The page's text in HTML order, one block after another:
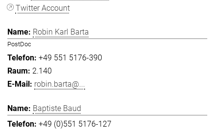
Twitter Account
Robin Karl Barta
PostDoc
+49 551 5176-390
2.140
robin.barta@...
Baptiste Baud
+49 (0)551 5176-127